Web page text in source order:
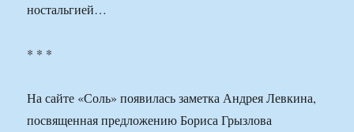
ностальгией…
* * *
На сайте «Соль» появилась заметка Андрея Левкина,
посвященная предложению Бориса Грызлова